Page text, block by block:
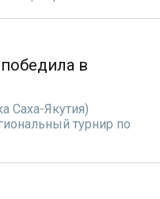
в
Саха-Якутия)
турнир по